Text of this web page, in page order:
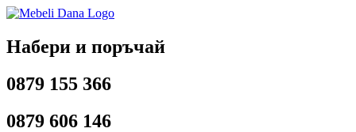
Напред
съдържанието
Набери и поръчай
0879 155 366
0879 606 146